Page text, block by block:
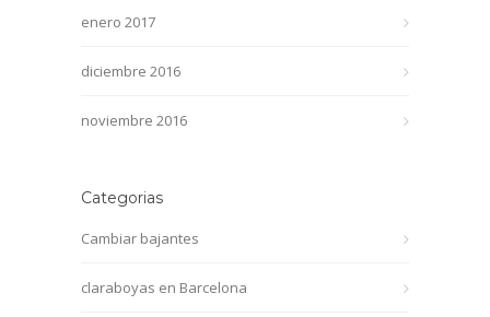
enero 2017
diciembre 2016
noviembre 2016
Categorias
Cambiar bajantes
claraboyas en Barcelona